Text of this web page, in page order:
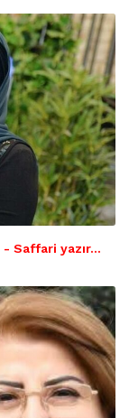
- Saffari yazır…